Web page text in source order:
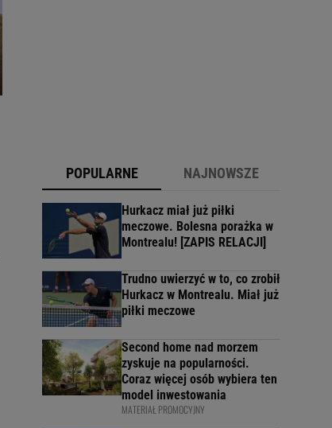
POPULARNE NAJNOWSZE
Hurkacz miał już piłki
meczowe. Bolesna porażka w
Montrealu! [ZAPIS RELACJI]
Trudno uwierzyć w to, co zrobił
Hurkacz w Montrealu. Miał już
piłki meczowe
Second home nad morzem
zyskuje na popularności.
Coraz więcej osób wybiera ten
model inwestowania
MATERIAŁ PROMOCYJNY